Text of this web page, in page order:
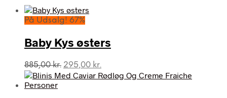
På Udsalg! 67%
Baby Kys østers
885,00kr. Den
oprindelige
295,00 kr.
aktuelle